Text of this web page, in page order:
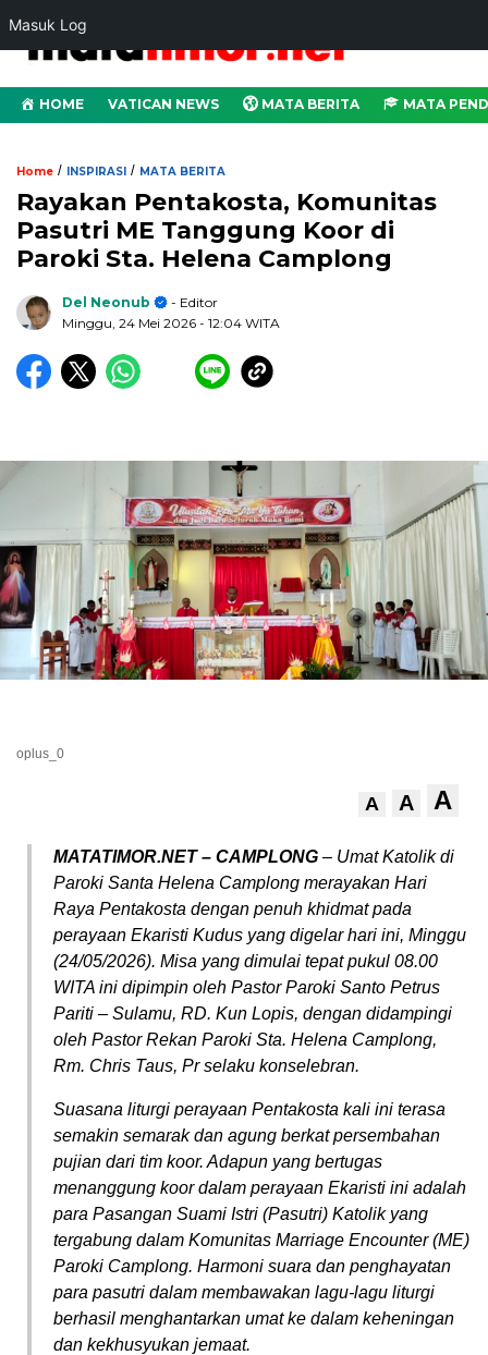
Masuk Log
HOME VATICAN NEWS MATA BERITA MATA
Home / INSPIRASI / MATA BERITA
Rayakan Pentakosta, Komunitas
Pasutri ME Tanggung Koor di
Paroki Sta. Helena Camplong
Del Neonub
- Editor
Minggu, 24 Mei 2026 - 12:04 WITA
oplus_0
A A A
MATATIMOR.NET – CAMPLONG – Umat Katolik di
Paroki Santa Helena Camplong merayakan Hari
Raya Pentakosta dengan penuh khidmat pada
perayaan Ekaristi Kudus yang digelar hari ini, Minggu
(24/05/2026). Misa yang dimulai tepat pukul 08.00
WITA ini dipimpin oleh Pastor Paroki Santo Petrus
Pariti – Sulamu, RD. Kun Lopis, dengan didampingi
oleh Pastor Rekan Paroki Sta. Helena Camplong,
Rm. Chris Taus, Pr selaku konselebran.
Suasana liturgi perayaan Pentakosta kali ini terasa
semakin semarak dan agung berkat persembahan
pujian dari tim koor. Adapun yang bertugas
menanggung koor dalam perayaan Ekaristi ini adalah
para Pasangan Suami Istri (Pasutri) Katolik yang
tergabung dalam Komunitas Marriage Encounter(ME)
Paroki Camplong. Harmoni suara dan penghayatan
para pasutri dalam membawakan lagu-lagu liturgi
berhasil menghantarkan umat ke dalam keheningan
dan kekhusyukan jemaat.